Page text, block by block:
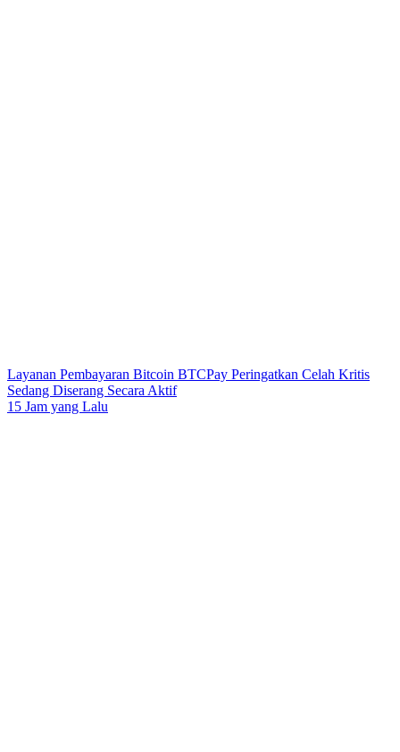
Layanan Pembayaran Bitcoin BTCPay Peringatkan Celah Kritis
Sedang Diserang Secara Aktif
15 Jam yang Lalu